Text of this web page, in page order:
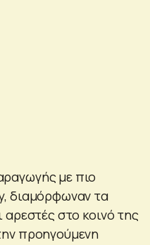
με πιο
διαμόρφωναν τα
αρεστές στο κοινό της
προηγούμενη